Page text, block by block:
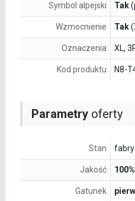
Parametryoferty
Stan
Jakość
Gatunek
Symbol alpejski Tak
Wzmocnienie Tak
Oznaczenia XL,
Kod produktu N8-